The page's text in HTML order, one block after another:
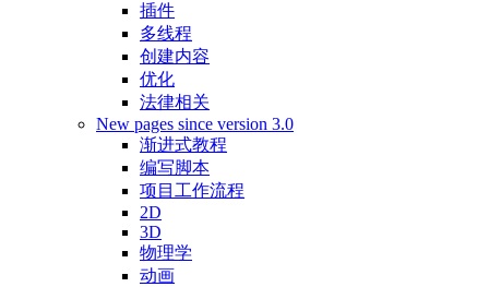
插件
多线程
创建内容
优化
法律相关
New pages since version 3.0
渐进式教程
编写脚本
项目工作流程
2D
3D
物理学
动画